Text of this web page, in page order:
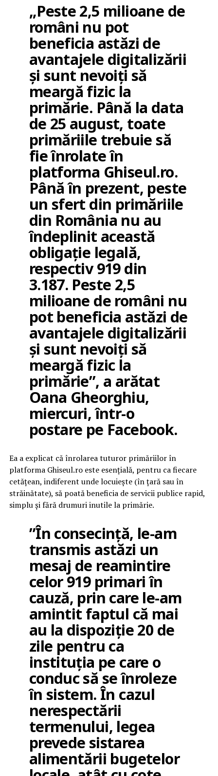
„Peste 2,5 milioane de
români nu pot
beneficia astăzi de
avantajele digitalizării
şi sunt nevoiţi să
meargă fizic la
primărie. Până la data
de 25 august, toate
primăriile trebuie să
fie înrolate în
platforma Ghiseul.ro.
Până în prezent, peste
un sfert din primăriile
din România nu au
îndeplinit această
obligaţie legală,
respectiv 919 din
3.187. Peste 2,5
milioane de români nu
pot beneficia astăzi de
avantajele digitalizării
şi sunt nevoiţi să
meargă fizic la
primărie”, a arătat
Oana Gheorghiu,
miercuri, într-o
postare pe Facebook.
Ea a explicat că înrolarea tuturor primăriilor în
platforma Ghiseul.ro este esenţială, pentru ca fiecare
cetăţean, indiferent unde locuieşte (în ţară sau în
străinătate), să poată beneficia de servicii publice rapid,
simplu şi fără drumuri inutile la primărie.
”În consecinţă, le-am
transmis astăzi un
mesaj de reamintire
celor 919 primari în
cauză, prin care le-am
amintit faptul că mai
au la dispoziţie 20 de
zile pentru ca
instituţia pe care o
conduc să se înroleze
în sistem. În cazul
nerespectării
termenului, legea
prevede sistarea
alimentării bugetelor